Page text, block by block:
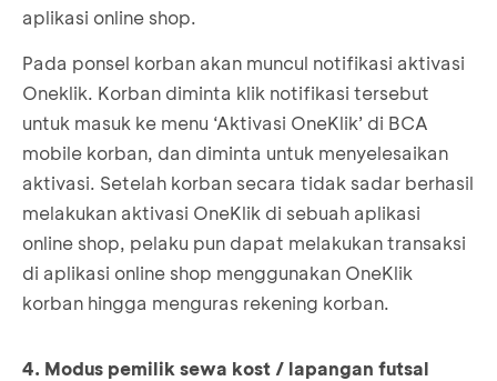
aplikasi online shop.
Pada ponsel korban akan muncul notifikasi aktivasi
Oneklik. Korban diminta klik notifikasi tersebut
untuk masuk ke menu ‘Aktivasi OneKlik’ di BCA
mobile korban, dan diminta untuk menyelesaikan
aktivasi. Setelah korban secara tidak sadar berhasil
melakukan aktivasi OneKlik di sebuah aplikasi
online shop, pelaku pun dapat melakukan transaksi
di aplikasi online shop menggunakan OneKlik
korban hingga menguras rekening korban.
4. Modus pemilik sewa kost / lapangan futsal